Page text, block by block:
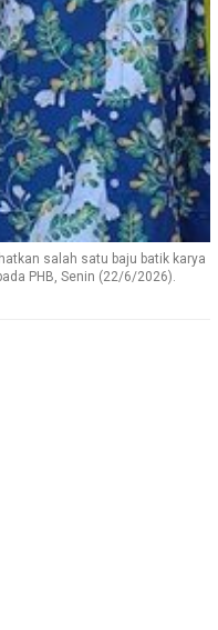
salah satu baju batik karya
PHB, Senin (22/6/2026).